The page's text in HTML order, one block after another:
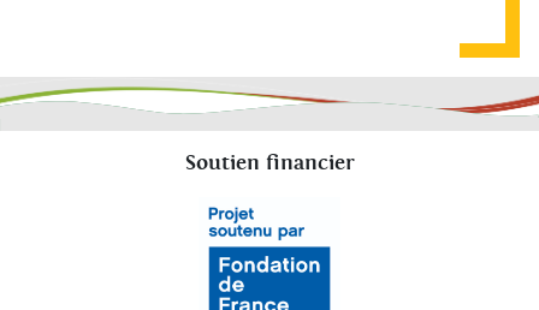
Soutien financier